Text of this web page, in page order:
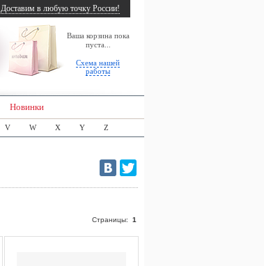
Ваша корзина пока
пуста...
Схема нашей
работы
Доставим в любую точку России!
Новинки
V W X Y Z
Страницы: 1